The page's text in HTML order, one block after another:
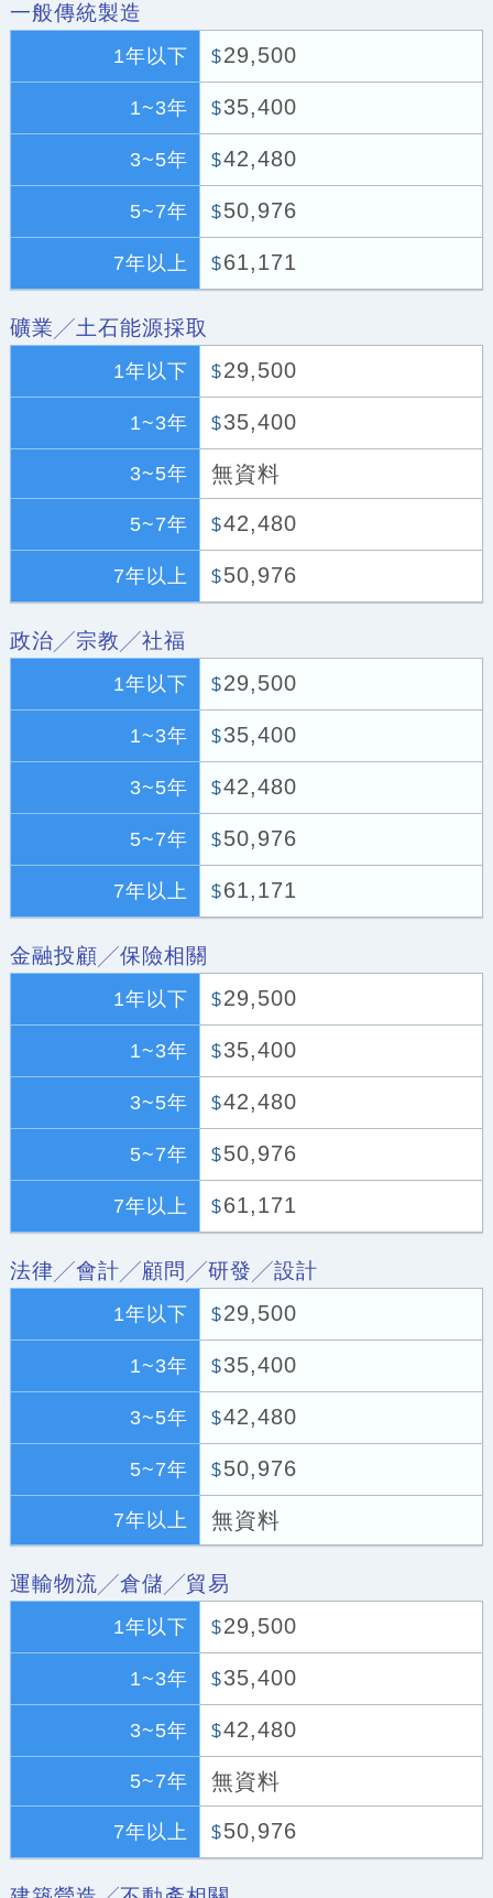
一般傳統製造
1年以下 $29,500
1~3年 $35,400
3~5年 $42,480
5~7年 $50,976
7年以上 $61,171
礦業╱土石能源採取
1年以下 $29,500
1~3年 $35,400
3~5年 無資料
5~7年 $42,480
7年以上 $50,976
政治╱宗教╱社福
1年以下 $29,500
1~3年 $35,400
3~5年 $42,480
5~7年 $50,976
7年以上 $61,171
金融投顧╱保險相關
1年以下 $29,500
1~3年 $35,400
3~5年 $42,480
5~7年 $50,976
7年以上 $61,171
法律╱會計╱顧問╱研發╱設計
1年以下 $29,500
1~3年 $35,400
3~5年 $42,480
5~7年 $50,976
7年以上 無資料
運輸物流╱倉儲╱貿易
1年以下 $29,500
1~3年 $35,400
3~5年 $42,480
5~7年 無資料
7年以上 $50,976